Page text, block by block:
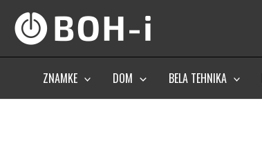
content
ZNAMKE DOM BELA TEHNIKA